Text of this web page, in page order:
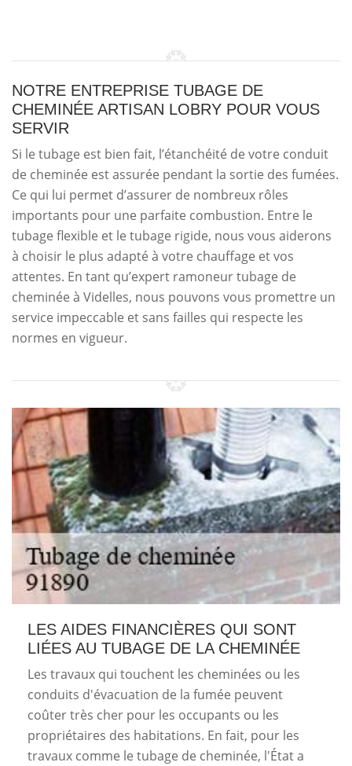
NOTRE ENTREPRISE TUBAGE DE
CHEMINÉE ARTISAN LOBRY POUR VOUS
SERVIR
Si le tubage est bien fait, l’étanchéité de votre conduit
de cheminée est assurée pendant la sortie des fumées.
Ce qui lui permet d’assurer de nombreux rôles
importants pour une parfaite combustion. Entre le
tubage flexible et le tubage rigide, nous vous aiderons
à choisir le plus adapté à votre chauffage et vos
attentes. En tant qu’expert ramoneur tubage de
cheminée à Videlles, nous pouvons vous promettre un
service impeccable et sans failles qui respecte les
normes en vigueur.
LES AIDES FINANCIÈRES QUI SONT
LIÉES AU TUBAGE DE LA CHEMINÉE
Les travaux qui touchent les cheminées ou les
conduits d'évacuation de la fumée peuvent
coûter très cher pour les occupants ou les
propriétaires des habitations. En fait, pour les
travaux comme le tubage de cheminée, l'État a